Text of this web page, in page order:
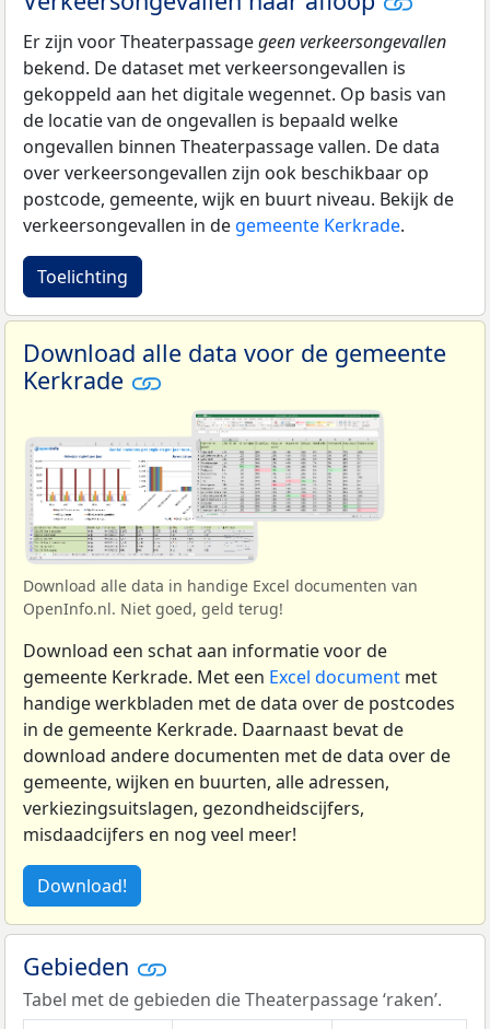
Er zijn voor Theaterpassagegeen verkeersongevallen
bekend. De dataset met verkeersongevallen is
gekoppeld aan het digitale wegennet. Op basis van
de locatie van de ongevallen is bepaald welke
ongevallen binnen Theaterpassage vallen. De data
over verkeersongevallen zijn ook beschikbaar op
postcode, gemeente, wijk en buurt niveau. Bekijk de
verkeersongevallen in de gemeente Kerkrade.
Toelichting
Download alle data voor de gemeente
Kerkrade
Download alle data in handige Excel documenten van
OpenInfo.nl. Niet goed, geld terug!
Download een schat aan informatie voor de
gemeente Kerkrade. Met een Excel document met
handige werkbladen met de data over de postcodes
in de gemeente Kerkrade. Daarnaast bevat de
download andere documenten met de data over de
gemeente, wijken en buurten, alle adressen,
verkiezingsuitslagen, gezondheidscijfers,
misdaadcijfers en nog veel meer!
Download!
Gebieden
Tabel met de gebieden die Theaterpassage ‘raken’.